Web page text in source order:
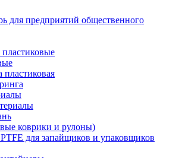
для предприятий общественного
пластиковая
коврики и рулоны)
для запайщиков и упаковщиков